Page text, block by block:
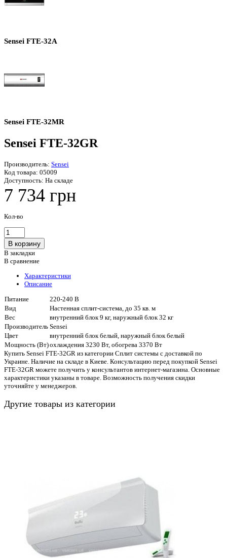
Sensei FTE-32A
Sensei FTE-32MR
Sensei FTE-32GR
Производитель: Sensei
Код товара: 05009
Доступность: На складе
7 734 грн
Кол-во
В закладки
В сравнение
Характеристики
Описание
Питание
220-240 В
Вид
Настенная сплит-система, до 35 кв. м
Вес
внутренний блок 9 кг, наружный блок 32 кг
Производитель Sensei
Цвет
внутренний блок белый, наружный блок белый
Мощность (Вт)охлаждения 3230 Вт, обогрева 3370 Вт
Купить Sensei FTE-32GR из категории Сплит системы с доставкой по
Украине. Наличие на складе в Киеве. Консультацию перед покупкой Sensei
FTE-32GR можете получить у консультантов интернет-магазина. Основные
характеристики указаны в товаре. Возможность получения скидки
уточняйте у менеджеров.
Другие товары из категории